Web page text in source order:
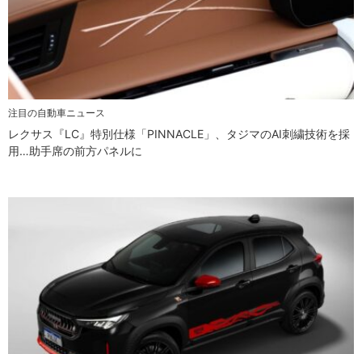
注目の自動車ニュース
レクサス『LC』特別仕様「PINNACLE」、タジマのAI刺繍技術を採
用…助手席の前方パネルに